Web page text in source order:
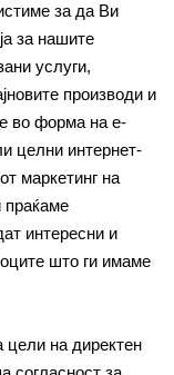
за да Ви
за нашите
услуги,
производи и
во форма на е-
целни интернет-
маркетинг на
праќаме
интересни и
што ги имаме
цели на директен